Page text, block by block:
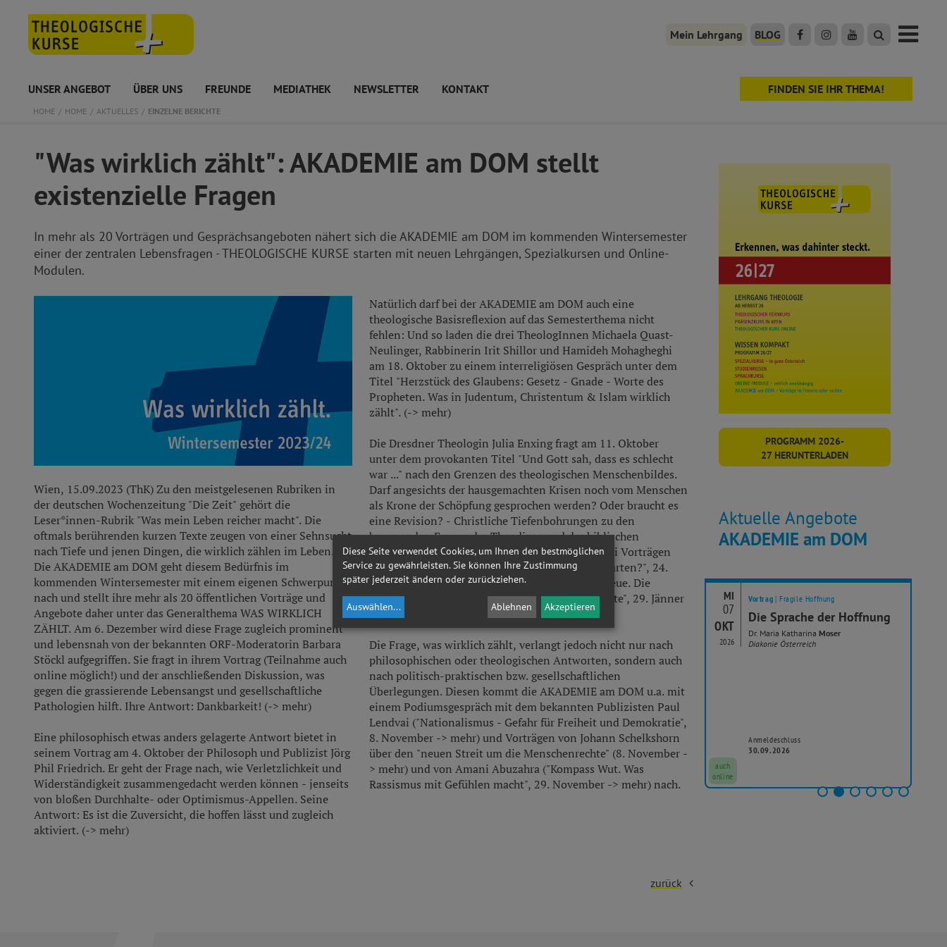
Mein Lehrgang BLOG
UNSER ANGEBOT ÜBER UNS FREUNDE MEDIATHEK NEWSLETTER KONTAKT FINDEN SIE IHR THEMA!
HOME HOME AKTUELLES EINZELNE BERICHTE
"Was wirklich zählt": AKADEMIE am DOM stellt
existenzielle Fragen
In mehr als 20 Vorträgen und Gesprächsangeboten nähert sich die AKADEMIE am DOM im kommenden Wintersemester
einer der zentralen Lebensfragen - THEOLOGISCHE KURSE starten mit neuen Lehrgängen, Spezialkursen und Online-
Modulen.
Wien, 15.09.2023 (ThK) Zu den meistgelesenen Rubriken in
der deutschen Wochenzeitung "Die Zeit" gehört die
Leser*innen-Rubrik "Was mein Leben reicher macht". Die
oftmals berührenden kurzen Texte zeugen von einer Sehnsucht
nach Tiefe und jenen Dingen, die wirklich zählen im Leben.
Die AKADEMIE am DOM geht diesem Bedürfnis im
kommenden Wintersemester mit einem eigenen Schwerpunkt
nach und stellt ihre mehr als 20 öffentlichen Vorträge und
Angebote daher unter das Generalthema WAS WIRKLICH
ZÄHLT. Am 6. Dezember wird diese Frage zugleich prominent
und lebensnah von der bekannten ORF-Moderatorin Barbara
Stöckl aufgegriffen. Sie fragt in ihrem Vortrag (Teilnahme auch
online möglich!) und der anschließenden Diskussion, was
gegen die grassierende Lebensangst und gesellschaftliche
Pathologien hilft. Ihre Antwort: Dankbarkeit! (-> mehr)
Eine philosophisch etwas anders gelagerte Antwort bietet in
seinem Vortrag am 4. Oktober der Philosoph und Publizist Jörg
Phil Friedrich. Er geht der Frage nach, wie Verletzlichkeit und
Widerständigkeit zusammengedacht werden können - jenseits
von bloßen Durchhalte- oder Optimismus-Appellen. Seine
Antwort: Es ist die Zuversicht, die hoffen lässt und zugleich
aktiviert. (-> mehr)
Natürlich darf bei der AKADEMIE am DOM auch eine
theologische Basisreflexion auf das Semesterthema nicht
fehlen: Und so laden die drei TheologInnen Michaela Quast-
Neulinger, Rabbinerin Irit Shillor und Hamideh Mohagheghi
am 18. Oktober zu einem interreligiösen Gespräch unter dem
Titel "Herzstück des Glaubens: Gesetz - Gnade - Worte des
Propheten. Was in Judentum, Christentum & Islam wirklich
zählt". (-> mehr)
Die Dresdner Theologin Julia Enxing fragt am 11. Oktober
unter dem provokanten Titel "Und Gott sah, dass es schlecht
war ..." nach den Grenzen des theologischen Menschenbildes.
Darf angesichts der hausgemachten Krisen noch vom Menschen
als Krone der Schöpfung gesprochen werden? Oder braucht es
eine Revision? - Christliche Tiefenbohrungen zu den
brennenden Fragen der Theodizee und der biblischen
Verheißung folgen schließlich im Jänner mit zwei Vorträgen
von Ottmar Fuchs ("Was ist vom Himmel zu erwarten?", 24.
Jänner -> mehr) und Thomas Söding ("Gottes Treue. Die
biblischen Verheißungen im Drama der Geschichte", 29. Jänner
-> mehr).
Die Frage, was wirklich zählt, verlangt jedoch nicht nur nach
philosophischen oder theologischen Antworten, sondern auch
nach politisch-praktischen bzw. gesellschaftlichen
Überlegungen. Diesen kommt die AKADEMIE am DOM u.a. mit
einem Podiumsgespräch mit dem bekannten Publizisten Paul
Lendvai ("Nationalismus - Gefahr für Freiheit und Demokratie",
8. November -> mehr) und Vorträgen von Johann Schelkshorn
über den "neuen Streit um die Menschenrechte" (8. November -
> mehr) und von Amani Abuzahra ("Kompass Wut. Was
Rassismus mit Gefühlen macht", 29. November -> mehr) nach.
zurück
PROGRAMM 2026-
27 HERUNTERLADEN
Aktuelle Angebote
AKADEMIE am DOM
MI
21
OKT
2026
Vortrag | Fragile Hoffnung
Demokratie und Migration
Eine Zukunftsfrage
Günther
Dema-Institut # Demokratie für alle
auch
Anmeldeschluss
14.10.2026
MI
07
OKT
2026
Ausstellungseröffnung
Himmlisches
Fotos von...
Univ.-Prof. Dr. FranzKerschbaum
Universität Wien
Anmeldeschluss
30.09.2026
MI
07
OKT
2026
Vortrag | Fragile Hoffnung
Die Sprache der Hoffnung
Dr. Maria Katharina Moser
Diakonie Österreich
auch
online
Anmeldeschluss
30.09.2026
Diese Seite verwendet Cookies, um Ihnen den bestmöglichen
Service zu gewährleisten. Sie können Ihre Zustimmung
später jederzeit ändern oder zurückziehen.
Auswählen... Ablehnen Akzeptieren